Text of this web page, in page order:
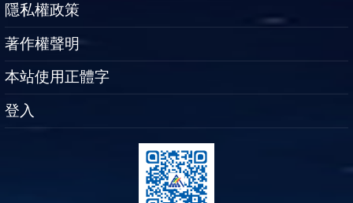
隱私權政策
著作權聲明
本站使用正體字
登入